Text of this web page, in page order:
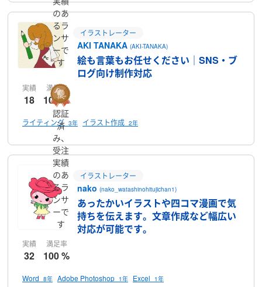
のあ
るラ
ンサ
ーで
す
イラストレーター
AKI TANAKA(AKI-TANAKA)
絵も言葉もお任せください｜SNS・ブ
ログ向け制作対応
実績
18
満足率
100 %
ライティング 3年 イラスト作成 2年
認証
済
み、
受注
実績
のあ
るラ
ンサ
ーで
す
イラストレーター
nako(nako_watashinohitujichan1)
あったかいイラストや四コマ漫画で気
持ちを伝えます。文章作成など幅広い
対応が可能です。
実績
32
満足率
100 %
Word 8年 Adobe Photoshop 1年 Excel 1年